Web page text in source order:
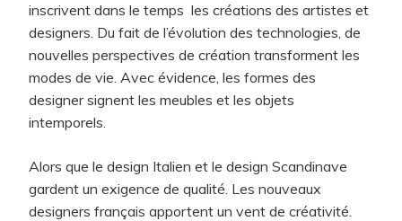
inscrivent dans le temps les créations des artistes et
designers. Du fait de l’évolution des technologies, de
nouvelles perspectives de création transforment les
modes de vie. Avec évidence, les formes des
designer signent les meubles et les objets
intemporels.
Alors que le design Italien et le design Scandinave
gardent un exigence de qualité. Les nouveaux
designers français apportent un vent de créativité.